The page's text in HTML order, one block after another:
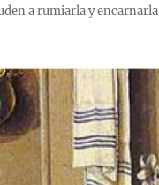
a rumiarla y encarnarla